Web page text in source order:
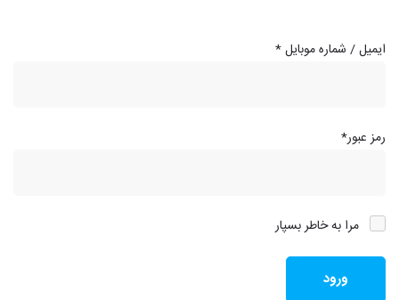
ایمیل / شماره موبایل*
رمز عبور*
مرا به خاطر بسپار